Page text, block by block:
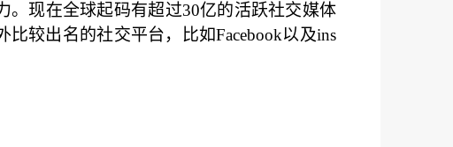
。现在全球起码有超过30亿的活跃社交媒体
较出名的社交平台，比如Facebook以及ins